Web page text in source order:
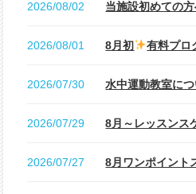
2026/08/02 当施設初めての
2026/08/01 8月初 有料プロ
2026/07/30 水中運動教室に
2026/07/29 8月～レッスンス
2026/07/27 8月ワンポイント